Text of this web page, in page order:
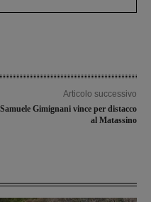
Articolo successivo
Samuele Gimignani vince per distacco
al Matassino